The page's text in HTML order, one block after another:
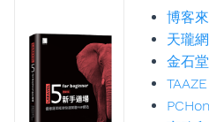
博客來
天瓏
金石